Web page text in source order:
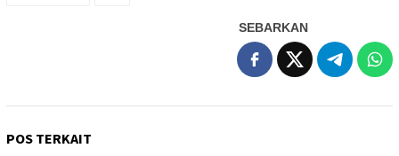
SEBARKAN
POS TERKAIT